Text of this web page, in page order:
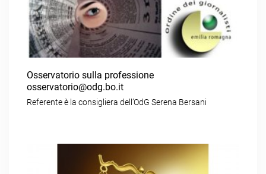
Osservatorio sulla professione
osservatorio@odg.bo.it
Referente è la consigliera dell’OdG Serena Bersani